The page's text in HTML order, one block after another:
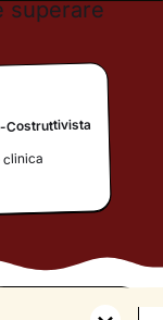
Costruttivista